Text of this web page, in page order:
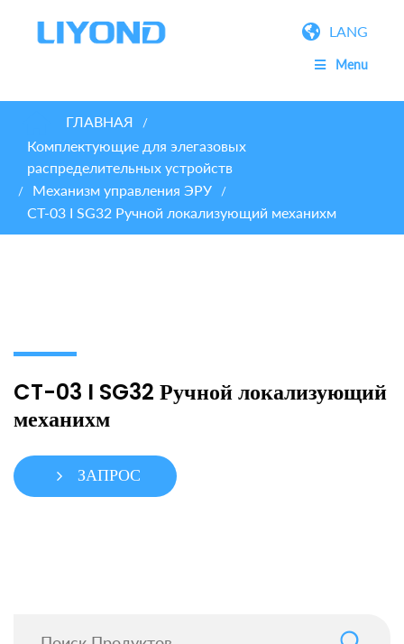
LANG
Menu
ГЛАВНАЯ /
Комплектующие для элегазовых
распределительных устройств
/ Механизм управления ЭРУ /
CT-03 I SG32 Ручной локализующий механихм
CT-03 I SG32 Ручной локализующий
механихм
ЗАПРОС